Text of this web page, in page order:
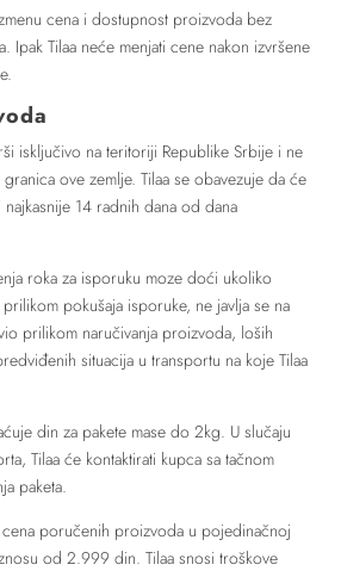
cena i dostupnost proizvoda bez
Ipak Tilaa neće menjati cene nakon izvršene
isključivo na teritoriji Republike Srbije i ne
ove zemlje. Tilaa se obavezuje da će
14 radnih dana od dana
roka za isporuku moze doći ukoliko
pokušaja isporuke, ne javlja se na
prilikom naručivanja proizvoda, loših
situacija u transportu na koje Tilaa
din za pakete mase do 2kg. U slučaju
Tilaa će kontaktirati kupca sa tačnom
paketa.
poručenih proizvoda u pojedinačnoj
od 2.999 din. Tilaa snosi troškove